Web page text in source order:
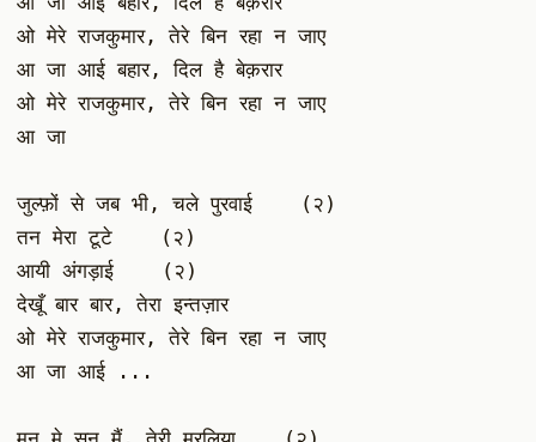
ओ मेरे राजकुमार, तेरे बिन रहा न जाए
आ जा आई बहार, दिल है बेक़रार
ओ मेरे राजकुमार, तेरे बिन रहा न जाए
आ जा
जुल्फ़ों से जब भी, चले पुरवाई    (२)
तन मेरा टूटे    (२)
आयी अंगड़ाई    (२)
देखूँ बार बार, तेरा इन्तज़ार
ओ मेरे राजकुमार, तेरे बिन रहा न जाए
आ जा आई ...